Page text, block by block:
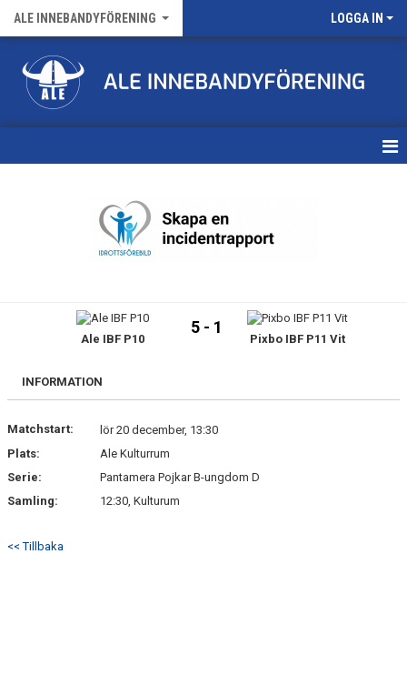
ALE INNEBANDYFÖRENING LOGGA IN
FÖRENINGENS MATCHER
NYHETSARKIV
MEDLEMSKAP
Ale IBF P10
5 - 1
Pixbo IBF P11 Vit
INFORMATION
Matchstart:
lör 20 december, 13:30
Plats:
Ale Kulturrum
Serie:
Pantamera Pojkar B-ungdom D
Samling:
12:30, Kulturum
<< Tillbaka